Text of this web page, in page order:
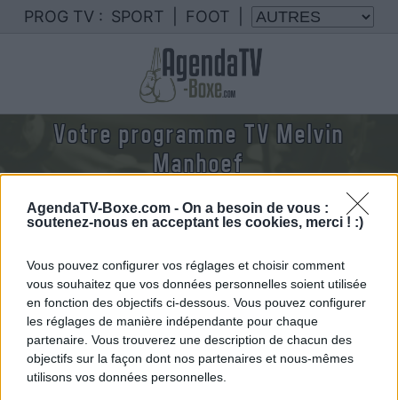
AgendaTV-Boxe.com - On a besoin de vous :
soutenez-nous en acceptant les cookies, merci ! :)
Vous pouvez configurer vos réglages et choisir comment
vous souhaitez que vos données personnelles soient utilisée
en fonction des objectifs ci-dessous. Vous pouvez configurer
les réglages de manière indépendante pour chaque
partenaire. Vous trouverez une description de chacun des
objectifs sur la façon dont nos partenaires et nous-mêmes
utilisons vos données personnelles.
PROG TV : SPORT FOOT
Votre programme TV Melvin
Manhoef
Nous rassemblons le calendrier des combats de
Melvin Manhoef diffusés à la TV en France